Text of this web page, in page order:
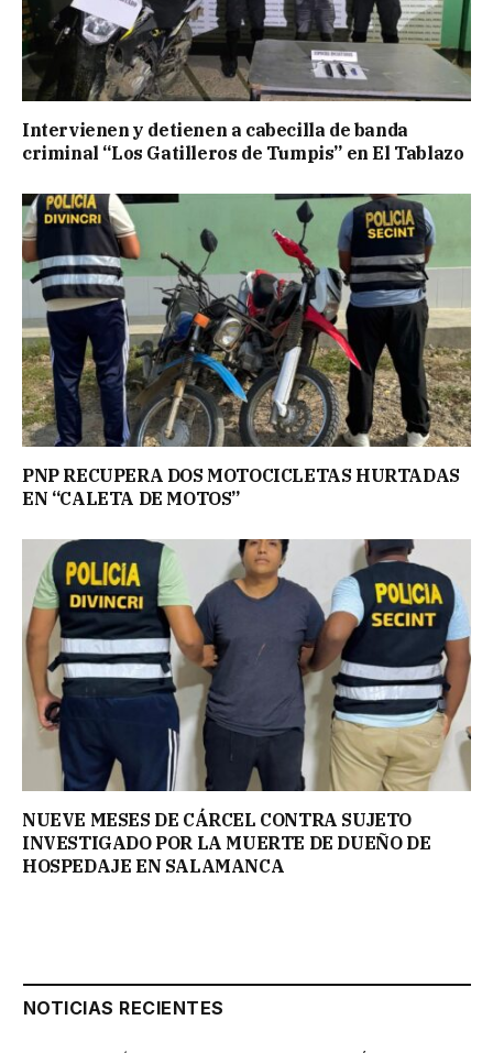
Intervienen y detienen a cabecilla de banda
criminal “Los Gatilleros de Tumpis” en El Tablazo
PNP RECUPERA DOS MOTOCICLETAS HURTADAS
EN “CALETA DE MOTOS”
NUEVE MESES DE CÁRCEL CONTRA SUJETO
INVESTIGADO POR LA MUERTE DE DUEÑO DE
HOSPEDAJE EN SALAMANCA
NOTICIAS RECIENTES